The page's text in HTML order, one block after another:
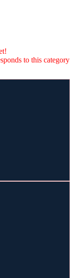
to this category